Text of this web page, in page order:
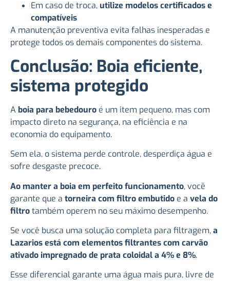
Em caso de troca,utilize modelos certificados e
compatíveis
A manutenção preventiva evita falhas inesperadas e
protege todos os demais componentes do sistema.
Conclusão: Boia eficiente,
sistema protegido
A boia para bebedouro é um item pequeno, mas com
impacto direto na segurança, na eficiência e na
economia do equipamento.
Sem ela, o sistema perde controle, desperdiça água e
sofre desgaste precoce.
Ao manter a boia em perfeito funcionamento, você
garante que a torneira com filtro embutido e a vela do
filtrotambém operem no seu máximo desempenho.
Se você busca uma solução completa para filtragem,a
Lazarios está com elementos filtrantes com carvão
ativado impregnado de prata coloidal a 4% e 8%.
Esse diferencial garante uma água mais pura, livre de